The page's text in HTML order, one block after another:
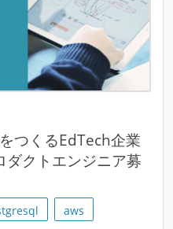
つくるEdTech企業
クトエンジニア募
aws